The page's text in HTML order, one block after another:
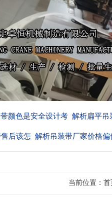
颜色是安全设计考 解析扁平吊
后该怎 解析吊装带厂家价格偏
当前位置： 首